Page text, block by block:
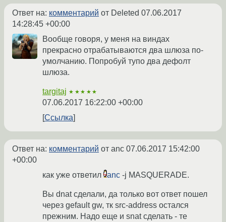
Ответ на: комментарий от Deleted 07.06.2017
14:28:45 +00:00
Вообще говоря, у меня на виндах
прекрасно отрабатываются два шлюза по-
умолчанию. Попробуй тупо два дефолт
шлюза.
targitaj ★★★★★
07.06.2017 16:22:00 +00:00
Ссылка
Ответ на: комментарий от anc 07.06.2017 15:42:00
+00:00
как уже ответил
anc -j MASQUERADE.
Вы dnat сделали, да только вот ответ пошел
через gefault gw, тк src-address остался
прежним. Надо еще и snat сделать - те